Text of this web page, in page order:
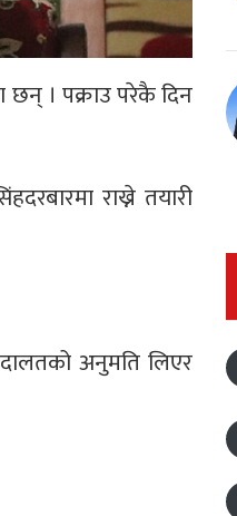
छन् । पक्राउ परेकै दिन
राख्ने तयारी
अदालतको अनुमति लिएर